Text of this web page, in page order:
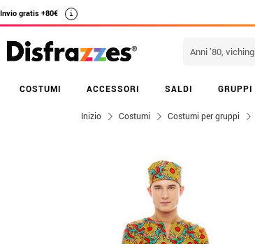
Invio gratis +80€ i
COSTUMI ACCESSORI SALDI GRUPPI
Inizio Costumi Costumi per gruppi